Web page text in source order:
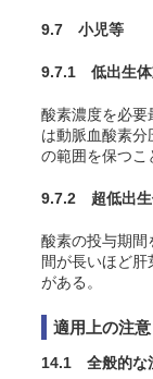
9.7 小児等
9.7.1 低出生体
酸素濃度を必要
は動脈血酸素分
の範囲を保つこ
9.7.2 超低出生
酸素の投与期間
間が長いほど
がある 。
適用上の注意
14.1 全般的な